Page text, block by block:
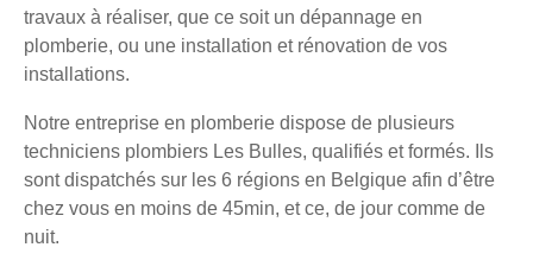
travaux à réaliser, que ce soit un dépannage en
plomberie, ou une installation et rénovation de vos
installations.
Notre entreprise en plomberie dispose de plusieurs
techniciens plombiers Les Bulles, qualifiés et formés. Ils
sont dispatchés sur les 6 régions en Belgique afin d’être
chez vous en moins de 45min, et ce, de jour comme de
nuit.